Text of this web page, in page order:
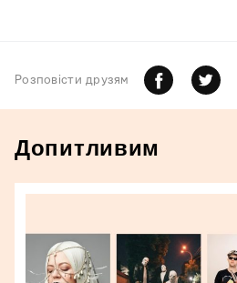
Розповiсти друзям
Допитливим